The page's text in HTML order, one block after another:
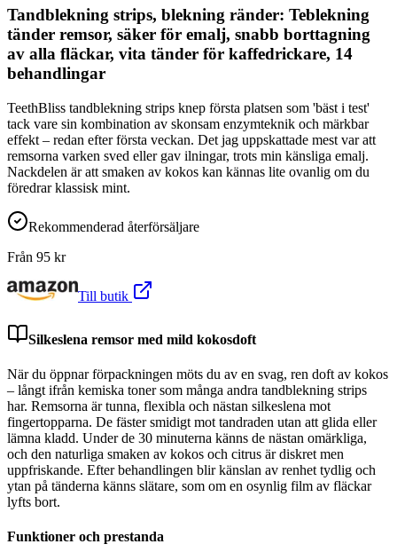
Tandblekning strips, blekning ränder: Teblekning
tänder remsor, säker för emalj, snabb borttagning
av alla fläckar, vita tänder för kaffedrickare, 14
behandlingar
TeethBliss tandblekning strips knep första platsen som 'bäst i test'
tack vare sin kombination av skonsam enzymteknik och märkbar
effekt – redan efter första veckan. Det jag uppskattade mest var att
remsorna varken sved eller gav ilningar, trots min känsliga emalj.
Nackdelen är att smaken av kokos kan kännas lite ovanlig om du
föredrar klassisk mint.
Rekommenderad återförsäljare
Från 95 kr
Till butik
Silkeslena remsor med mild kokosdoft
När du öppnar förpackningen möts du av en svag, ren doft av kokos
– långt ifrån kemiska toner som många andra tandblekning strips
har. Remsorna är tunna, flexibla och nästan silkeslena mot
fingertopparna. De fäster smidigt mot tandraden utan att glida eller
lämna kladd. Under de 30 minuterna känns de nästan omärkliga,
och den naturliga smaken av kokos och citrus är diskret men
uppfriskande. Efter behandlingen blir känslan av renhet tydlig och
ytan på tänderna känns slätare, som om en osynlig film av fläckar
lyfts bort.
Funktioner och prestanda